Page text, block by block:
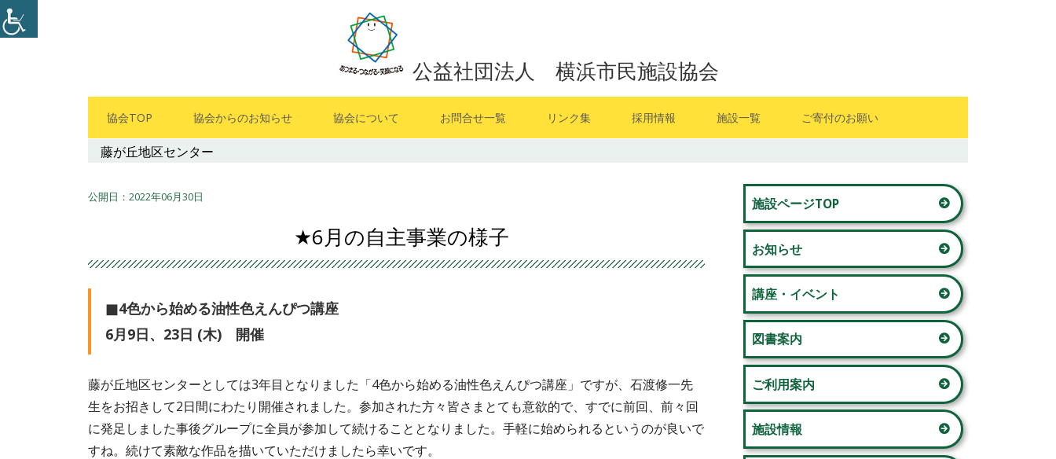
コ
ン
公益社団法人 横浜市民施設協会
メ
イ
ュ
ー
協会TOP 協会からのお知らせ 協会について お問合せ一覧 リンク集 採用情報 施設一覧
藤が丘地区センター
若草台地区センター
美しが丘西地区センター
奈良地区センター
青葉台コミュニティハウス 「本
の家」
荏田西コミュニティハウス
荏田コミュニティハウス
ご寄付のお願い
藤が丘地区センター
2022年06月30日
★6月の自主事業の様子
■4色から始める油性色えんぴつ講座
6月9日、23日 (木) 開催
藤が丘地区センターとしては3年目となりました「4色から始める油性色えんぴつ講座」ですが、石渡修一先
生をお招きして2日間にわたり開催されました。参加された方々皆さまとても意欲的で、すでに前回、前々回
に発足しました事後グループに全員が参加して続けることとなりました。手軽に始められるというのが良いで
すね。続けて素敵な作品を描いていただけましたら幸いです。
メ
イ
ン
サ
イ
ド
バ
ー
施設ページTOP
お知らせ
講座・イベント
図書案内
ご利用案内
施設情報